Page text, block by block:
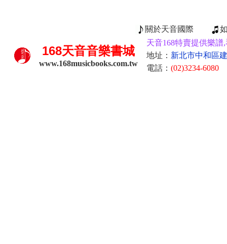
關於天音國際
168天音音樂書城
www.168musicbooks.com.tw
天音168特賣提供樂
地址： 新北市中和區
電話： (02)3234-6080